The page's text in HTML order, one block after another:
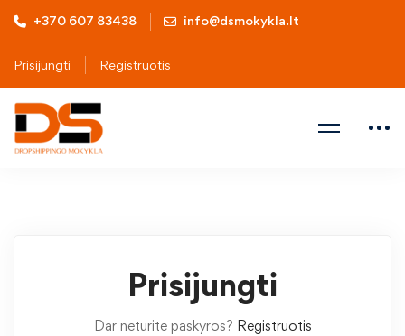
+370 607 83438 info@dsmokykla.lt
Prisijungti Registruotis
Prisijungti
Dar neturite paskyros? Registruotis